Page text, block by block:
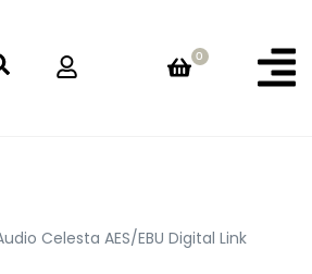
0
Celesta AES/EBU Digital Link